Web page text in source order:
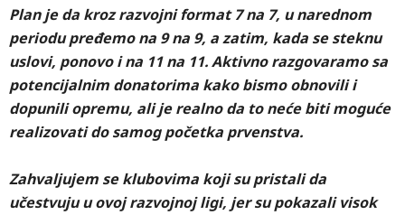
Plan je da kroz razvojni format 7 na 7, u narednom
periodu pređemo na 9 na 9, a zatim, kada se steknu
uslovi, ponovo i na 11 na 11. Aktivno razgovaramo sa
potencijalnim donatorima kako bismo obnovili i
dopunili opremu, ali je realno da to neće biti moguće
realizovati do samog početka prvenstva.
Zahvaljujem se klubovima koji su pristali da
učestvuju u ovoj razvojnoj ligi, jer su pokazali visok